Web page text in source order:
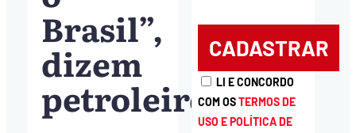
Brasil”,
dizem
petroleirosLI E CONCORDO
COM OSTERMOS DE
USO E POLÍTICA DE